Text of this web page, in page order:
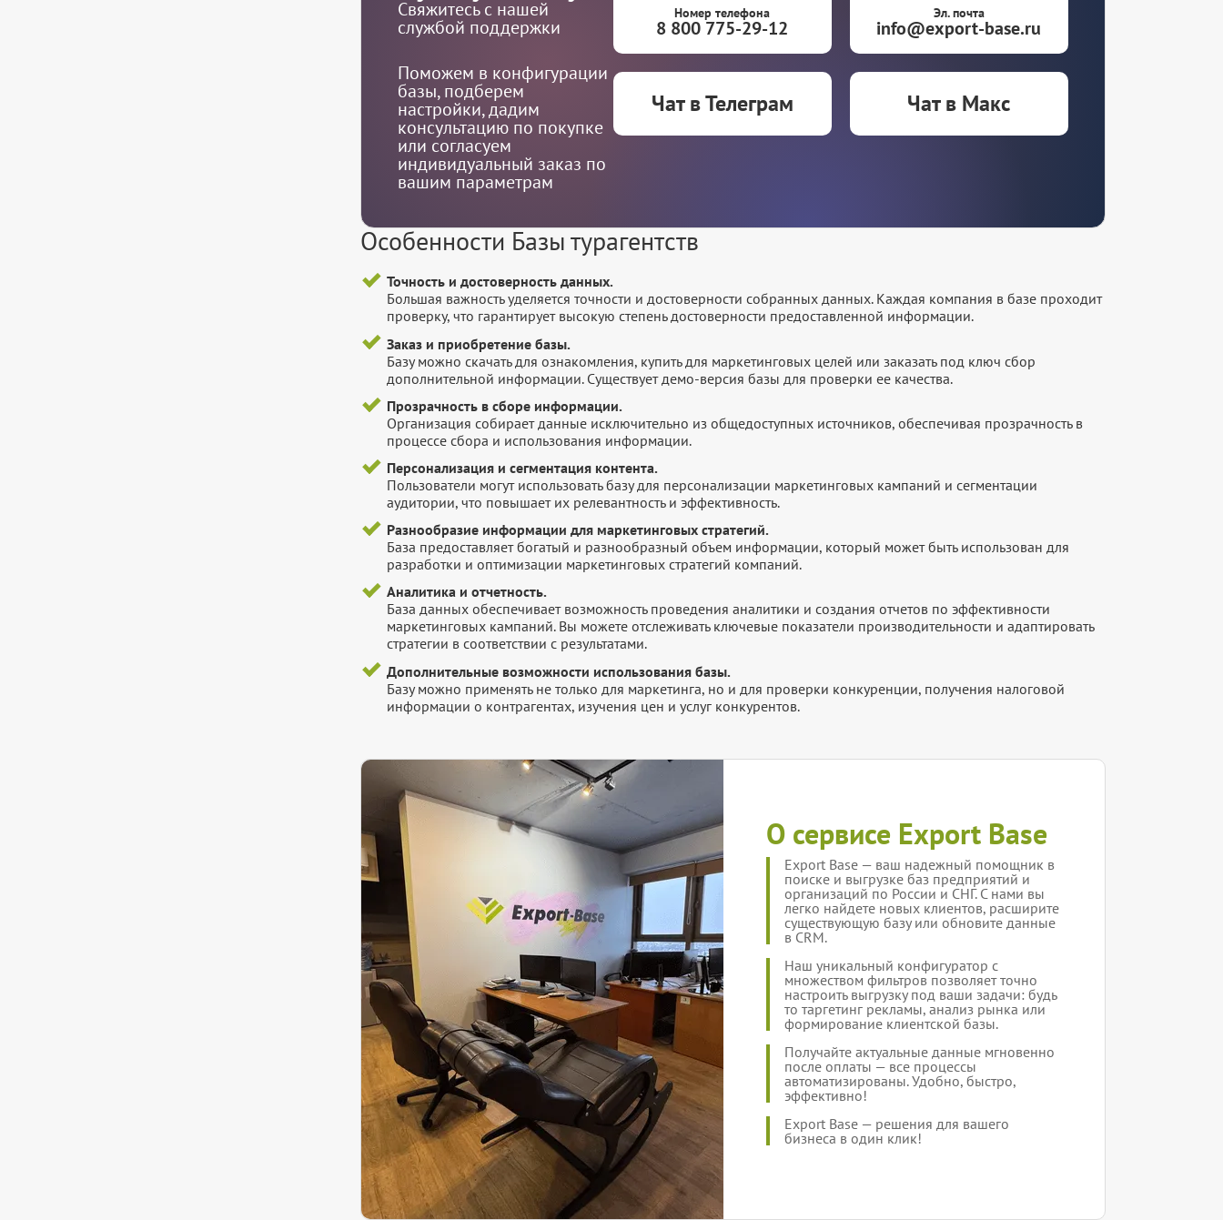
Свяжитесь с нашей
службой поддержки
Поможем в конфигурации
базы, подберем
настройки, дадим
консультацию по покупке
или согласуем
индивидуальный заказ по
вашим параметрам
Номер телефона
8 800 775-29-12
Эл. почта
info@export-base.ru
Чат в Телеграм Чат в Макс
Особенности Базы турагентств
Точность и достоверность данных.
Большая важность уделяется точности и достоверности собранных данных. Каждая компания в базе проходит
проверку, что гарантирует высокую степень достоверности предоставленной информации.
Заказ и приобретение базы.
Базу можно скачать для ознакомления, купить для маркетинговых целей или заказать под ключ сбор
дополнительной информации. Существует демо-версия базы для проверки ее качества.
Прозрачность в сборе информации.
Организация собирает данные исключительно из общедоступных источников, обеспечивая прозрачность в
процессе сбора и использования информации.
Персонализация и сегментация контента.
Пользователи могут использовать базу для персонализации маркетинговых кампаний и сегментации
аудитории, что повышает их релевантность и эффективность.
Разнообразие информации для маркетинговых стратегий.
База предоставляет богатый и разнообразный объем информации, который может быть использован для
разработки и оптимизации маркетинговых стратегий компаний.
Аналитика и отчетность.
База данных обеспечивает возможность проведения аналитики и создания отчетов по эффективности
маркетинговых кампаний. Вы можете отслеживать ключевые показатели производительности и адаптировать
стратегии в соответствии с результатами.
Дополнительные возможности использования базы.
Базу можно применять не только для маркетинга, но и для проверки конкуренции, получения налоговой
информации о контрагентах, изучения цен и услуг конкурентов.
О сервисе Export Base
Export Base — ваш надежный помощник в
поиске и выгрузке баз предприятий и
организаций по России и СНГ. С нами вы
легко найдете новых клиентов, расширите
существующую базу или обновите данные
в CRM.
Наш уникальный конфигуратор с
множеством фильтров позволяет точно
настроить выгрузку под ваши задачи: будь
то таргетинг рекламы, анализ рынка или
формирование клиентской базы.
Получайте актуальные данные мгновенно
после оплаты — все процессы
автоматизированы. Удобно, быстро,
эффективно!
Export Base — решения для вашего
бизнеса в один клик!